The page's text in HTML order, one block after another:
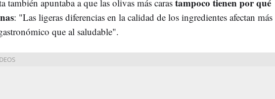
también apuntaba a que las olivas más caras
: "Las ligeras diferencias en la calidad de los ingredientes afectan más
que al saludable".